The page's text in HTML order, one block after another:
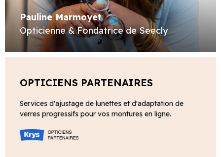
Pauline Marmoyet
Opticienne & Fondatrice de Seecly
OPTICIENS PARTENAIRES
Services d'ajustage de lunettes et d'adaptation de
verres progressifs pour vos montures en ligne.